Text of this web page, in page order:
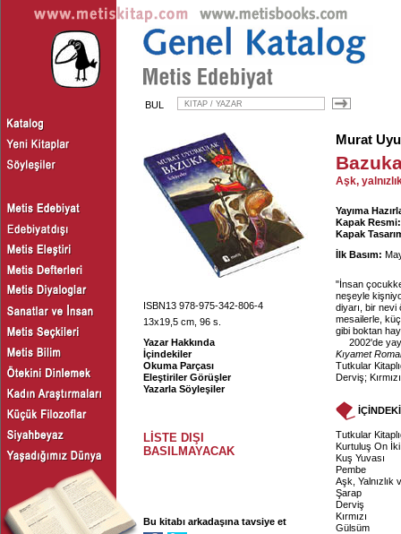
BUL
ISBN13 978-975-342-806-4
13x19,5 cm, 96 s.
Yazar Hakkında
İçindekiler
Okuma Parçası
Eleştiriler Görüşler
Yazarla Söyleşiler
LİSTE DIŞI
BASILMAYACAK
Bu kitabı arkadaşına tavsiye et
Murat
Aşk,
Yayıma
Kapak Resmi:
Kapak
İlk Basım:
"İnsan
neşeyle
diyarı, bir nevi
mesailerle,
gibi boktan
2002'de
Kıyamet
Tutkular
Derviş;
Tutkular
Kurtuluş On İki
Kuş Yuvası
Pembe
Aşk, Yalnızlık
Şarap
Derviş
Kırmızı
Gülsüm